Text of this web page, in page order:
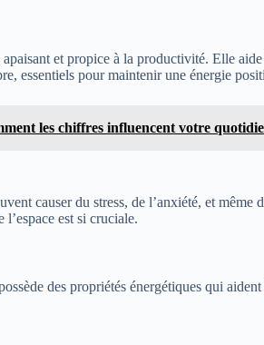
et propice à la productivité. Elle
essentiels pour maintenir une énergie
les chiffres influencent votre
causer du stress, de l’anxiété, et
est si cruciale.
des propriétés énergétiques qui